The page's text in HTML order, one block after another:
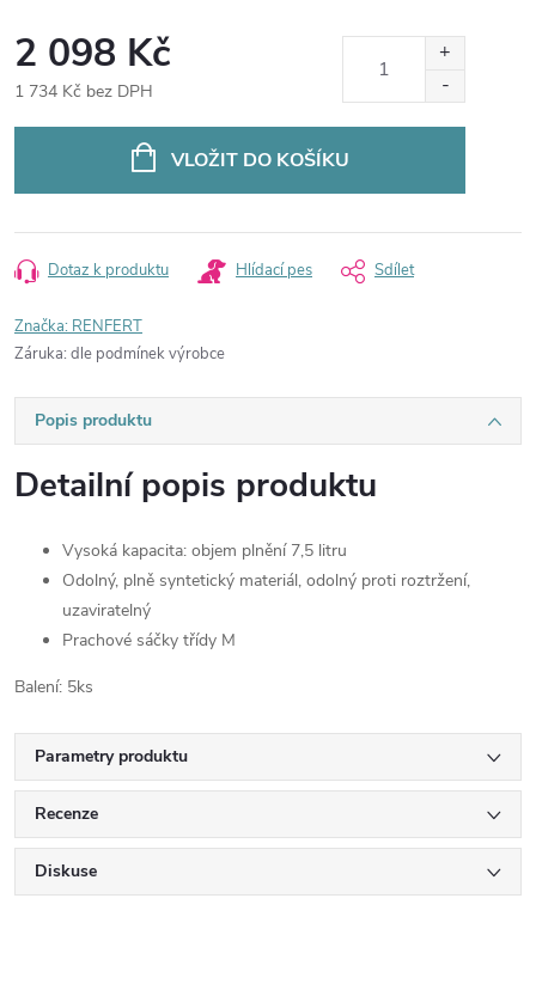
2 098 Kč
1 734 Kč bez DPH
VLOŽIT DO KOŠÍKU
Dotaz k produktu Hlídací pes Sdílet
Značka: RENFERT
Záruka: dle podmínek výrobce
Popis produktu
Detailní popis produktu
Vysoká kapacita: objem plnění 7,5 litru
Odolný, plně syntetický materiál, odolný proti roztržení,
uzaviratelný
Prachové sáčky třídy M
Balení: 5ks
Parametry produktu
Recenze
Diskuse